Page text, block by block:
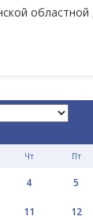
Чт Пт
4 5
11 12